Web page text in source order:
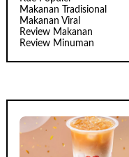
Makanan Tradisional
Makanan Viral
Review Makanan
Review Minuman